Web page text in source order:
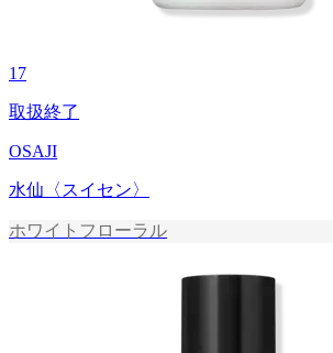
17
取扱終了
OSAJI
水仙〈スイセン〉
ホワイトフローラル